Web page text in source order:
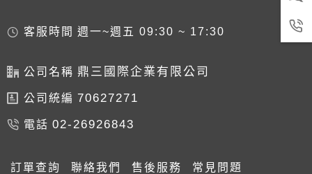
客服時間 週一~週五 09:30 ~ 17:30
公司名稱 鼎三國際企業有限公司
公司統編 70627271
電話 02-26926843
訂單查詢 聯絡我們 售後服務 常見問題